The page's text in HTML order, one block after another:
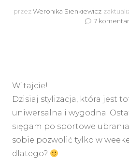
przezWeronika Sienkiewicz
7
Witajcie!
Dzisiaj stylizacja, która jest
uniwersalna i wygodna.
sięgam po sportowe
sobie pozwolić tylko w
dlatego?